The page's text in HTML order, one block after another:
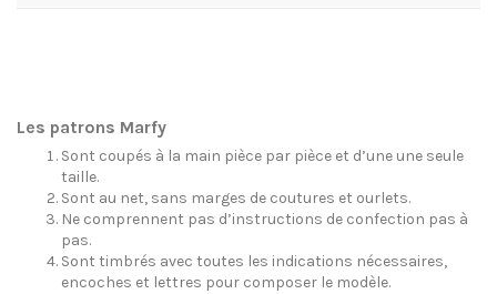
Les patrons Marfy
Sont coupés à la main pièce par pièce et d’une une seule
taille.
Sont au net, sans marges de coutures et ourlets.
Ne comprennent pas d’instructions de confection pas à
pas.
Sont timbrés avec toutes les indications nécessaires,
encoches et lettres pour composer le modèle.